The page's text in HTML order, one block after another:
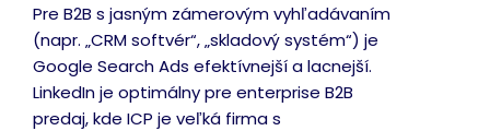
Pre B2B s jasným zámerovým vyhľadávaním
(napr. „CRM softvér“, „skladový systém“) je
Google Search Ads efektívnejší a lacnejší.
LinkedIn je optimálny pre enterprise B2B
predaj, kde ICP je veľká firma s